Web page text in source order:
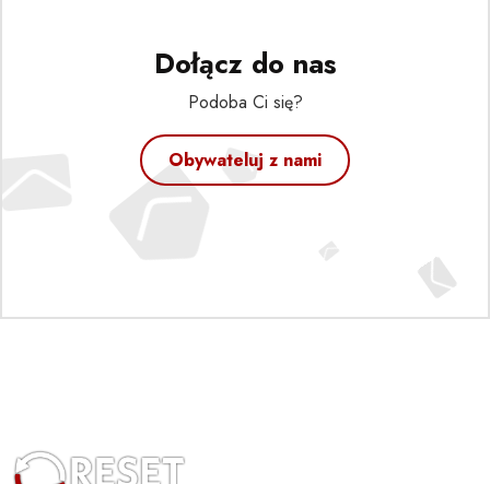
Dołącz do nas
Podoba Ci się?
Obywateluj z nami